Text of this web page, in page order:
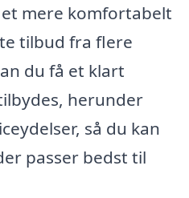
mere komfortabelt
tilbud fra flere
du få et klart
herunder
så du kan
passer bedst til